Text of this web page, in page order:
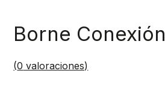
Borne Conexión
(0 valoraciones)